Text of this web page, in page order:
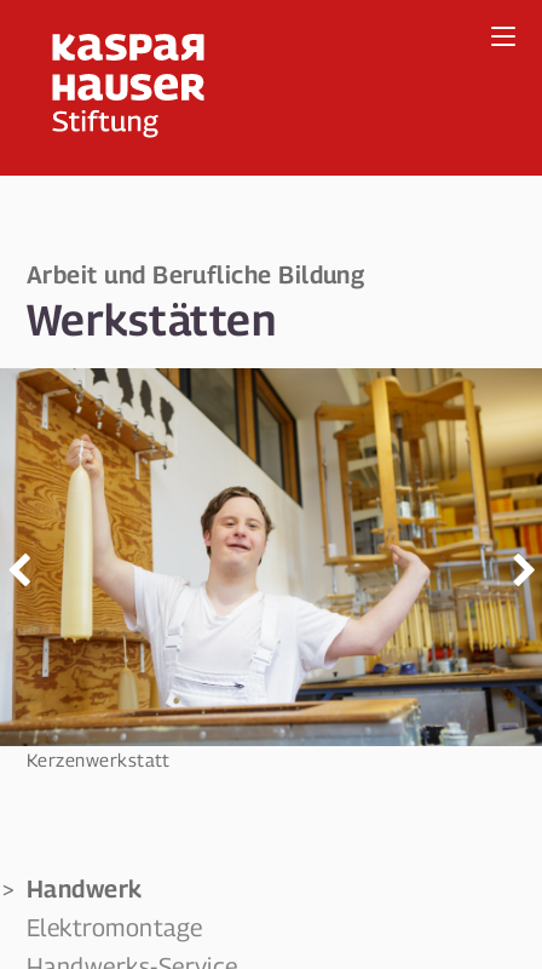
Arbeit und Berufliche Bildung
Werkstätten
Kerzenwerkstatt
Werkstätten
Handwerk
Elektromontage